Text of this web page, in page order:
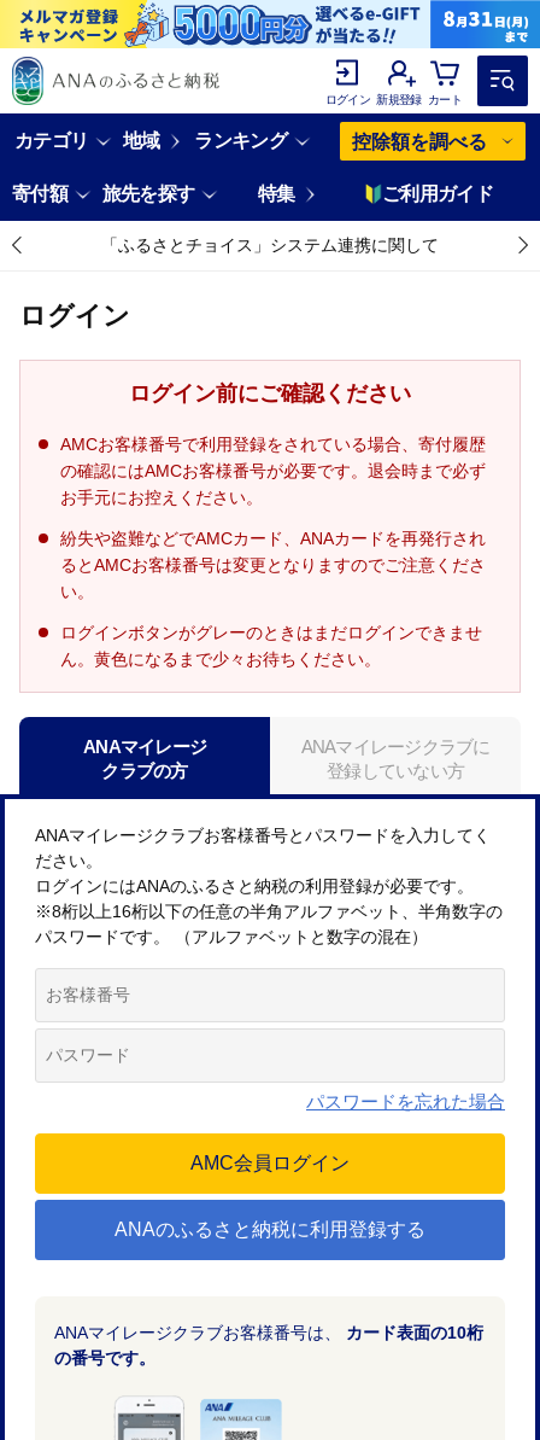
ログイン 新規登録 カート
カテゴリ 地域 ランキング 控除額を調べる
寄付額 旅先を探す 特集 ご利用ガイド
「ふるさとチョイス」システム連携に関して
ログイン
ログイン前にご確認ください
AMCお客様番号で利用登録をされている場合、寄付履歴
の確認にはAMCお客様番号が必要です。退会時まで必ず
お手元にお控えください。
紛失や盗難などでAMCカード、ANAカードを再発行され
るとAMCお客様番号は変更となりますのでご注意くださ
い。
ログインボタンがグレーのときはまだログインできませ
ん。黄色になるまで少々お待ちください。
ANAマイレージ
クラブの方
ANAマイレージクラブに
登録していない方
ANAマイレージクラブお客様番号とパスワードを入力してく
ださい。
ログインにはANAのふるさと納税の利用登録が必要です。
※8桁以上16桁以下の任意の半角アルファベット、半角数字の
パスワードです。 （アルファベットと数字の混在）
パスワードを忘れた場合
ANAのふるさと納税に利用登録する
ANAマイレージクラブお客様番号は、 カード表面の10桁
の番号です。